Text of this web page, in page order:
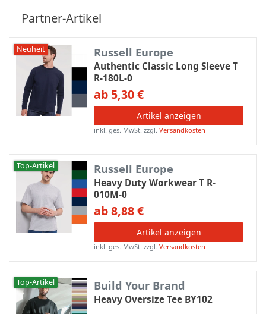
Partner-Artikel
Neuheit Russell Europe
Authentic Classic Long Sleeve T
R-180L-0
ab 5,30 €
Artikel anzeigen
inkl. ges. MwSt. zzgl.Versandkosten
Top-Artikel Russell Europe
Heavy Duty Workwear T R-
010M-0
ab 8,88 €
Artikel anzeigen
inkl. ges. MwSt. zzgl.Versandkosten
Top-Artikel Build Your Brand
Heavy Oversize Tee BY102